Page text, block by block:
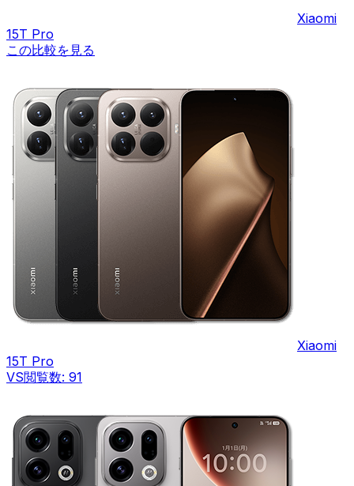
Xiaomi
15T Pro
この比較を見る
Xiaomi
15T Pro
VS閲覧数: 91